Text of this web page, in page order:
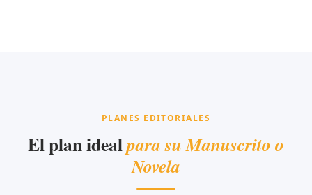
PLANES EDITORIALES
El plan idealpara su Manuscrito o
Novela